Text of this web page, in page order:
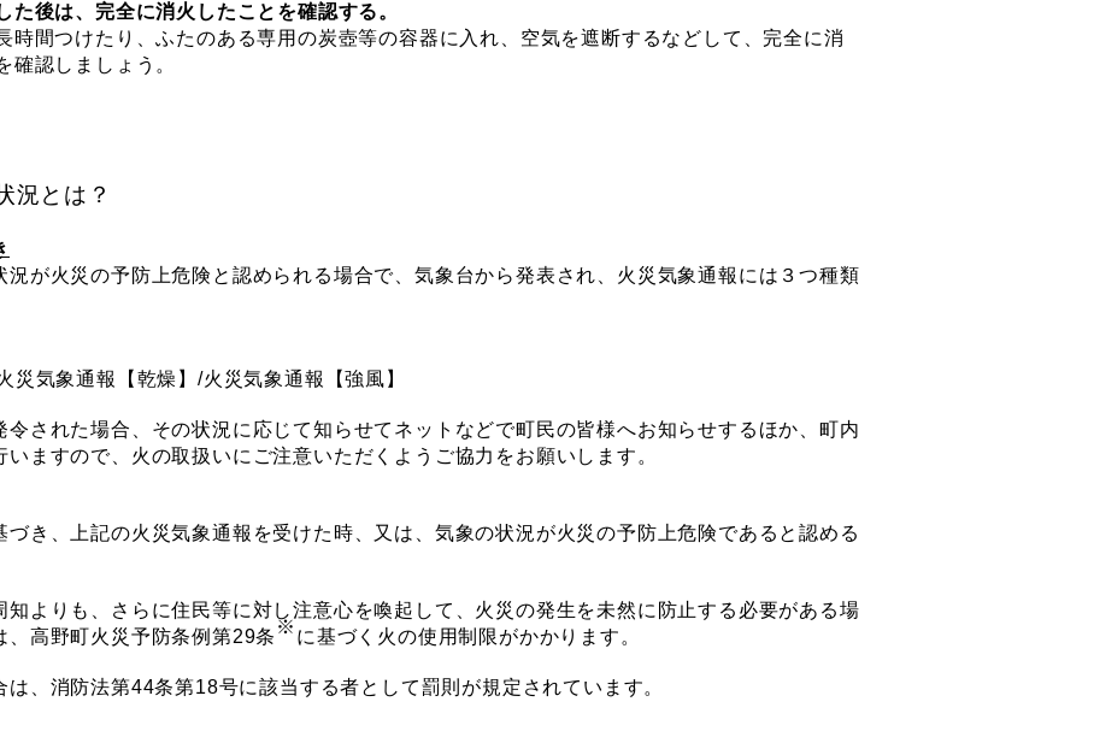
た後は、完全に消火したことを確認する。
間つけたり、ふたのある専用の炭壺等の容器に入れ、空気を遮断するなどして、完全に消
確認しましょう。
況とは？
が火災の予防上危険と認められる場合で、気象台から発表され、火災気象通報には３つ種類
気象通報【乾燥】/火災気象通報【強風】
された場合、その状況に応じて知らせてネットなどで町民の皆様へお知らせするほか、町内
ますので、火の取扱いにご注意いただくようご協力をお願いします。
き、上記の火災気象通報を受けた時、又は、気象の状況が火災の予防上危険であると認める
よりも、さらに住民等に対し注意心を喚起して、火災の発生を未然に防止する必要がある場
高野町火災予防条例第29条 ※ に基づく火の使用制限がかかります。
、消防法第44条第18号に該当する者として罰則が規定されています。